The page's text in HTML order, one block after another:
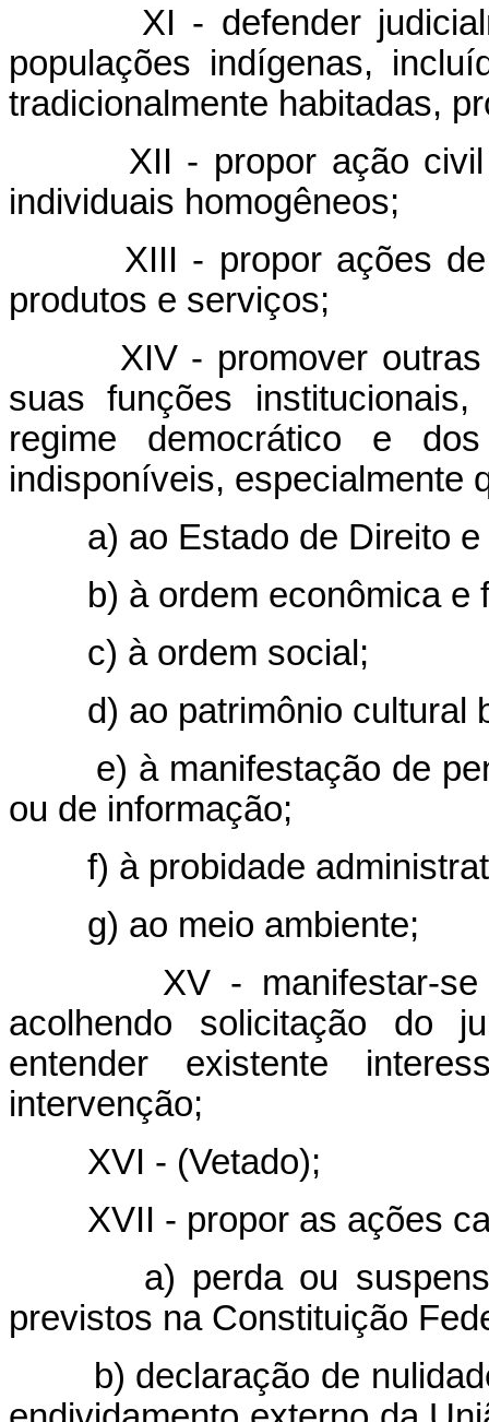
XI - defender
populações indígenas,
tradicionalmente habitadas,
XII - propor ação
individuais homogêneos;
XIII - propor ações
produtos e serviços;
XIV - promover
suas funções
regime democrático e
indisponíveis, especialmente
a) ao Estado de Direito
b) à ordem econômica e
c) à ordem social;
d) ao patrimônio cultural
e) à manifestação de
ou de informação;
f) à probidade
g) ao meio ambiente;
XV - manifestar-
acolhendo solicitação do
entender existente
intervenção;
XVI - (Vetado);
XVII - propor as ações
a) perda ou
previstos na Constituição
b) declaração de